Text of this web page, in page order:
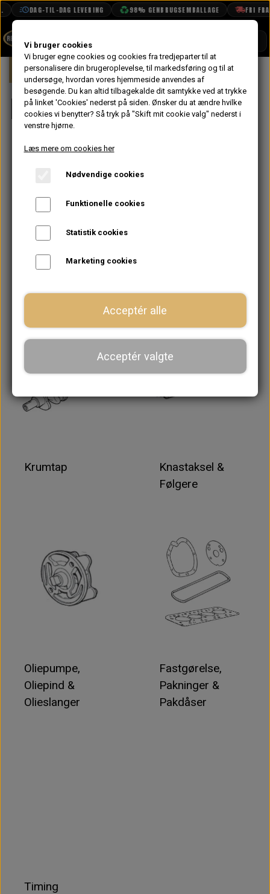
DAG-TIL-DAG LEVERING 98% GENBRUGSEMBALLAGE FRI
BOOK TID
PROJEKTER
TEKNISK DATA
VANDPOLERING
Forside Mini Motor Blok
Blok
Krumtap
Knastaksel &
Følgere
Oliepumpe,
Oliepind &
Olieslanger
Fastgørelse,
Pakninger &
Pakdåser
Timing
Vi bruger cookies
Vi bruger egne cookies og cookies fra tredjeparter til at
personalisere din brugeroplevelse, til markedsføring og til at
undersøge, hvordan vores hjemmeside anvendes af
besøgende. Du kan altid tilbagekalde dit samtykke ved at trykke
på linket 'Cookies' nederst på siden. Ønsker du at ændre hvilke
cookies vi benytter? Så tryk på "Skift mit cookie valg" nederst i
venstre hjørne.
Læs mere om cookies her
Nødvendige cookies
Funktionelle cookies
Statistik cookies
Marketing cookies
Acceptér alle
Acceptér valgte